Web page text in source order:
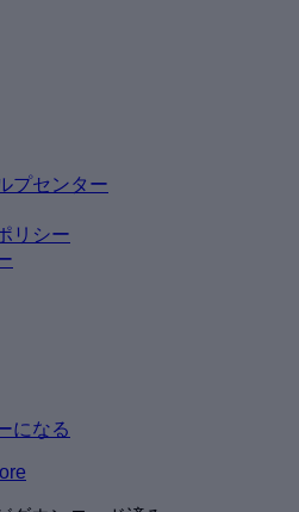
プセンター
リシー
になる